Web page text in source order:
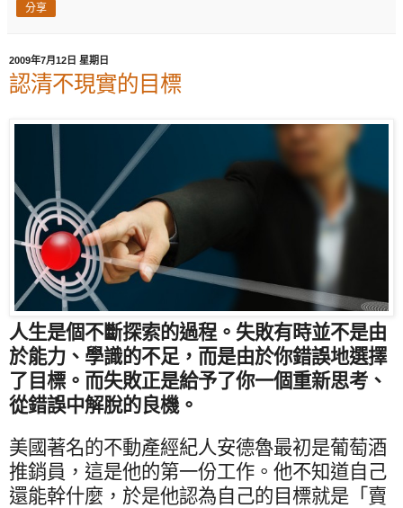
分享
2009年7月12日 星期日
認清不現實的目標
人生是個不斷探索的過程。失敗有時並不是由
於能力、學識的不足，而是由於你錯誤地選擇
了目標。而失敗正是給予了你一個重新思考、
從錯誤中解脫的良機。
美國著名的不動產經紀人安德魯最初是葡萄酒
推銷員，這是他的第一份工作。他不知道自己
還能幹什麼，於是他認為自己的目標就是「賣